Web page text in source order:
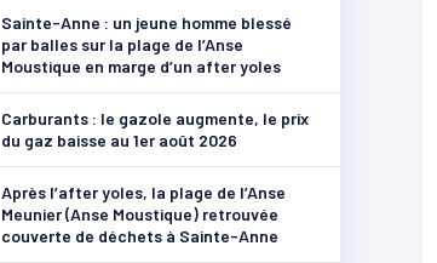
Sainte-Anne : un jeune homme blessé
par balles sur la plage de l’Anse
Moustique en marge d’un after yoles
Carburants : le gazole augmente, le prix
du gaz baisse au 1er août 2026
Après l’after yoles, la plage de l’Anse
Meunier (Anse Moustique) retrouvée
couverte de déchets à Sainte-Anne